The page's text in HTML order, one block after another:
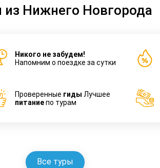
из Нижнего Новгорода
Никого не забудем!
Напомним о поездке за сутки
Проверенные гиды Лучшее
питаниепо турам
Все туры